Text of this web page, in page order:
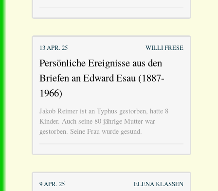
13 APR. 25 WILLI FRESE
Persönliche Ereignisse aus den
Briefen an Edward Esau (1887-
1966)
Jakob Reimer ist an Typhus gestorben, hatte 8
Kinder. Auch seine 80 jährige Mutter war
gestorben. Seine Frau wurde gesund.
9 APR. 25 ELENA KLASSEN